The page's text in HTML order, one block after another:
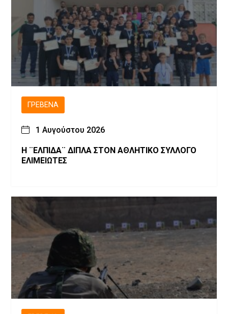
ΓΡΕΒΕΝΆ
1 Αυγούστου 2026
Η ¨ΕΛΠΙΔΑ¨ ΔΙΠΛΑ ΣΤΟΝ ΑΘΛΗΤΙΚΟ ΣΥΛΛΟΓΟ
ΕΛΙΜΕΙΩΤΕΣ